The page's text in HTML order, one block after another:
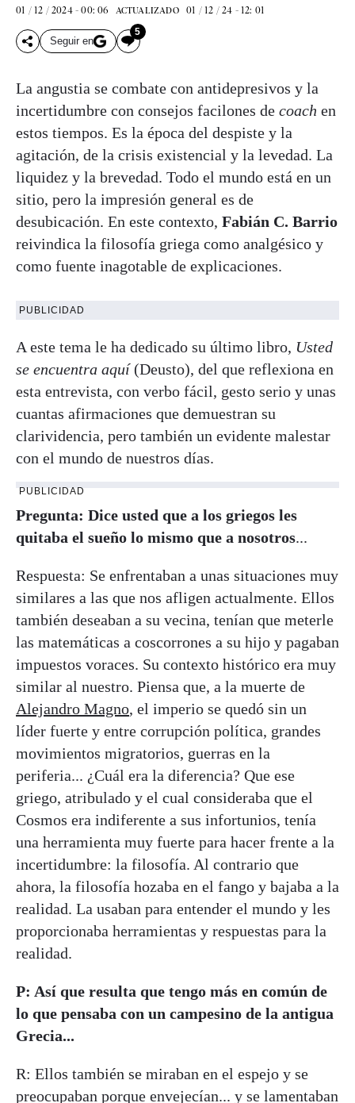
01 / 12 / 2024 - 00: 06 ACTUALIZADO 01 / 12 / 24 - 12: 01
Seguir en
5
La angustia se combate con antidepresivos y la
incertidumbre con consejos facilones de coach en
estos tiempos. Es la época del despiste y la
agitación, de la crisis existencial y la levedad. La
liquidez y la brevedad. Todo el mundo está en un
sitio, pero la impresión general es de
desubicación. En este contexto, Fabián C. Barrio
reivindica la filosofía griega como analgésico y
como fuente inagotable de explicaciones.
PUBLICIDAD
A este tema le ha dedicado su último libro, Usted
se encuentra aquí (Deusto), del que reflexiona en
esta entrevista, con verbo fácil, gesto serio y unas
cuantas afirmaciones que demuestran su
clarividencia, pero también un evidente malestar
con el mundo de nuestros días.
PUBLICIDAD
Pregunta: Dice usted que a los griegos les
quitaba el sueño lo mismo que a nosotros...
Respuesta: Se enfrentaban a unas situaciones muy
similares a las que nos afligen actualmente. Ellos
también deseaban a su vecina, tenían que meterle
las matemáticas a coscorrones a su hijo y pagaban
impuestos voraces. Su contexto histórico era muy
similar al nuestro. Piensa que, a la muerte de
Alejandro Magno, el imperio se quedó sin un
líder fuerte y entre corrupción política, grandes
movimientos migratorios, guerras en la
periferia... ¿Cuál era la diferencia? Que ese
griego, atribulado y el cual consideraba que el
Cosmos era indiferente a sus infortunios, tenía
una herramienta muy fuerte para hacer frente a la
incertidumbre: la filosofía. Al contrario que
ahora, la filosofía hozaba en el fango y bajaba a la
realidad. La usaban para entender el mundo y les
proporcionaba herramientas y respuestas para la
realidad.
P: Así que resulta que tengo más en común de
lo que pensaba con un campesino de la antigua
Grecia...
R: Ellos también se miraban en el espejo y se
preocupaban porque envejecían... y se lamentaban